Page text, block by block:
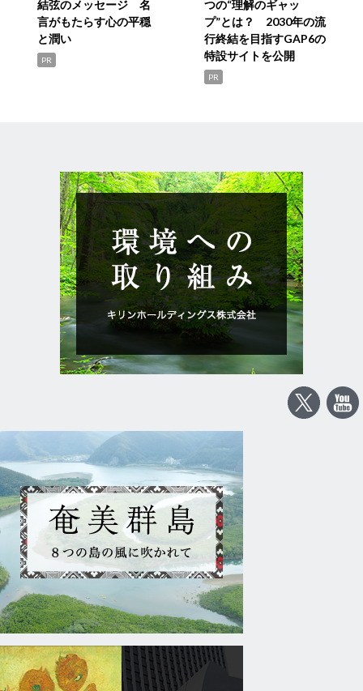
結弦のメッセージ 名
言がもたらす心の平穏
と潤い
PR
つの“理解のギャッ
プ”とは？ 2030年の流
行終結を目指すGAP6の
特設サイトを公開
PR